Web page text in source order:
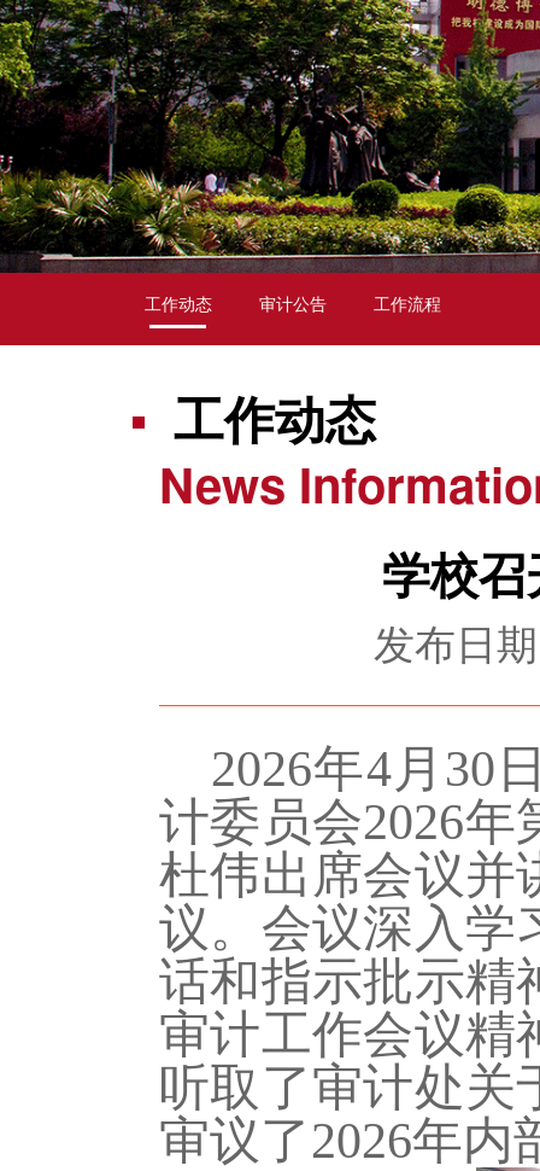
工作动态 审计公告 工作流程
工作动态
News
学校
发布日
2026年4月30
计委员会2026
杜伟出席会议并
议。会议深入学
话和指示批示精
审计工作会议精
听取了审计处关
审议了2026年